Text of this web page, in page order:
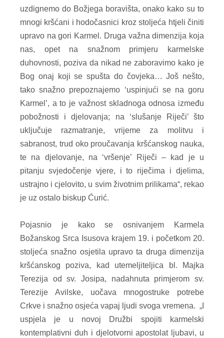
uzdignemo do Božjega boravišta, onako kako su to
mnogi kršćani i hodočasnici kroz stoljeća htjeli činiti
upravo na gori Karmel. Druga važna dimenzija koja
nas, opet na snažnom primjeru karmelske
duhovnosti, poziva da nikad ne zaboravimo kako je
Bog onaj koji se spušta do čovjeka… Još nešto,
tako snažno prepoznajemo ‘uspinjući se na goru
Karmel’, a to je važnost skladnoga odnosa između
pobožnosti i djelovanja; na ‘slušanje Riječi’ što
uključuje razmatranje, vrijeme za molitvu i
sabranost, trud oko proučavanja kršćanskog nauka,
te na djelovanje, na ‘vršenje’ Riječi – kad je u
pitanju svjedočenje vjere, i to riječima i djelima,
ustrajno i cjelovito, u svim životnim prilikama“, rekao
je uz ostalo biskup Ćurić.
Pojasnio je kako se osnivanjem Karmela
Božanskog Srca Isusova krajem 19. i početkom 20.
stoljeća snažno osjetila upravo ta druga dimenzija
kršćanskog poziva, kad utemeljiteljica bl. Majka
Terezija od sv. Josipa, nadahnuta primjerom sv.
Terezije Avilske, uočava mnogostruke potrebe
Crkve i snažno osjeća vapaj ljudi svoga vremena. „I
uspjela je u novoj Družbi spojiti karmelski
kontemplativni duh i djelotvorni apostolat ljubavi, u